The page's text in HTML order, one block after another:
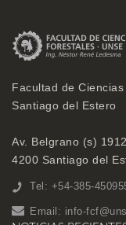
Facultad de
Santiago del Estero
Av. Belgrano (s) 1912,
4200 Santiago del
Tel: +54-385-
Email: info-